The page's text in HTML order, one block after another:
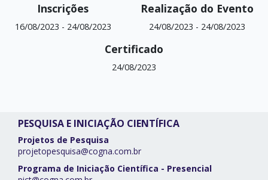
Inscrições
16/08/2023 - 24/08/2023
Realização do Evento
24/08/2023 - 24/08/2023
Certificado
24/08/2023
PESQUISA E INICIAÇÃO CIENTÍFICA
Projetos de Pesquisa
projetopesquisa@cogna.com.br
Programa de Iniciação Científica - Presencial